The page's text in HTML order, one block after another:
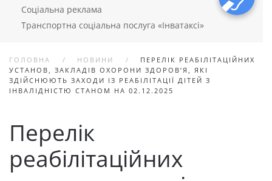
Соціальна реклама
Транспортна соціальна послуга «Інватаксі»
ГОЛОВНА НОВИНИ
ПЕРЕЛІК РЕАБІЛІТАЦІЙНИХ
УСТАНОВ, ЗАКЛАДІВ ОХОРОНИ ЗДОРОВ’Я, ЯКІ
ЗДІЙСНЮЮТЬ ЗАХОДИ ІЗ РЕАБІЛІТАЦІЇ ДІТЕЙ З
ІНВАЛІДНІСТЮ СТАНОМ НА 02.12.2025
Перелік
реабілітаційних